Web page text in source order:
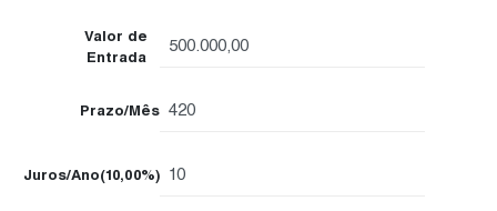
Valor de
Entrada
Prazo/Mês
Juros/Ano(10,00%)